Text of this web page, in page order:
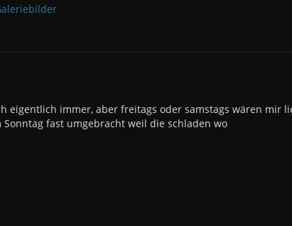
eigentlich immer, aber freitags oder samstags wären mir
fast umgebracht weil die schladen wo